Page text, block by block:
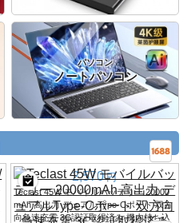
パソコン
ノートパソコン
2,570 円
Teclast 45W モバイルバッテリー 20000
mAh 高出力 デュアルType-Cポート 双方
向急速充電 3C認証取得済み 機内持ち込